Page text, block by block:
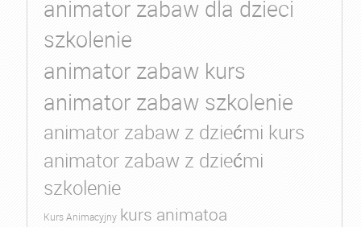
animator zabaw dla dzieci
szkolenie
animator zabaw kurs
animator zabaw szkolenie
animator zabaw z dziećmi kurs
animator zabaw z dziećmi
szkolenie
Kurs Animacyjny kurs animatoa